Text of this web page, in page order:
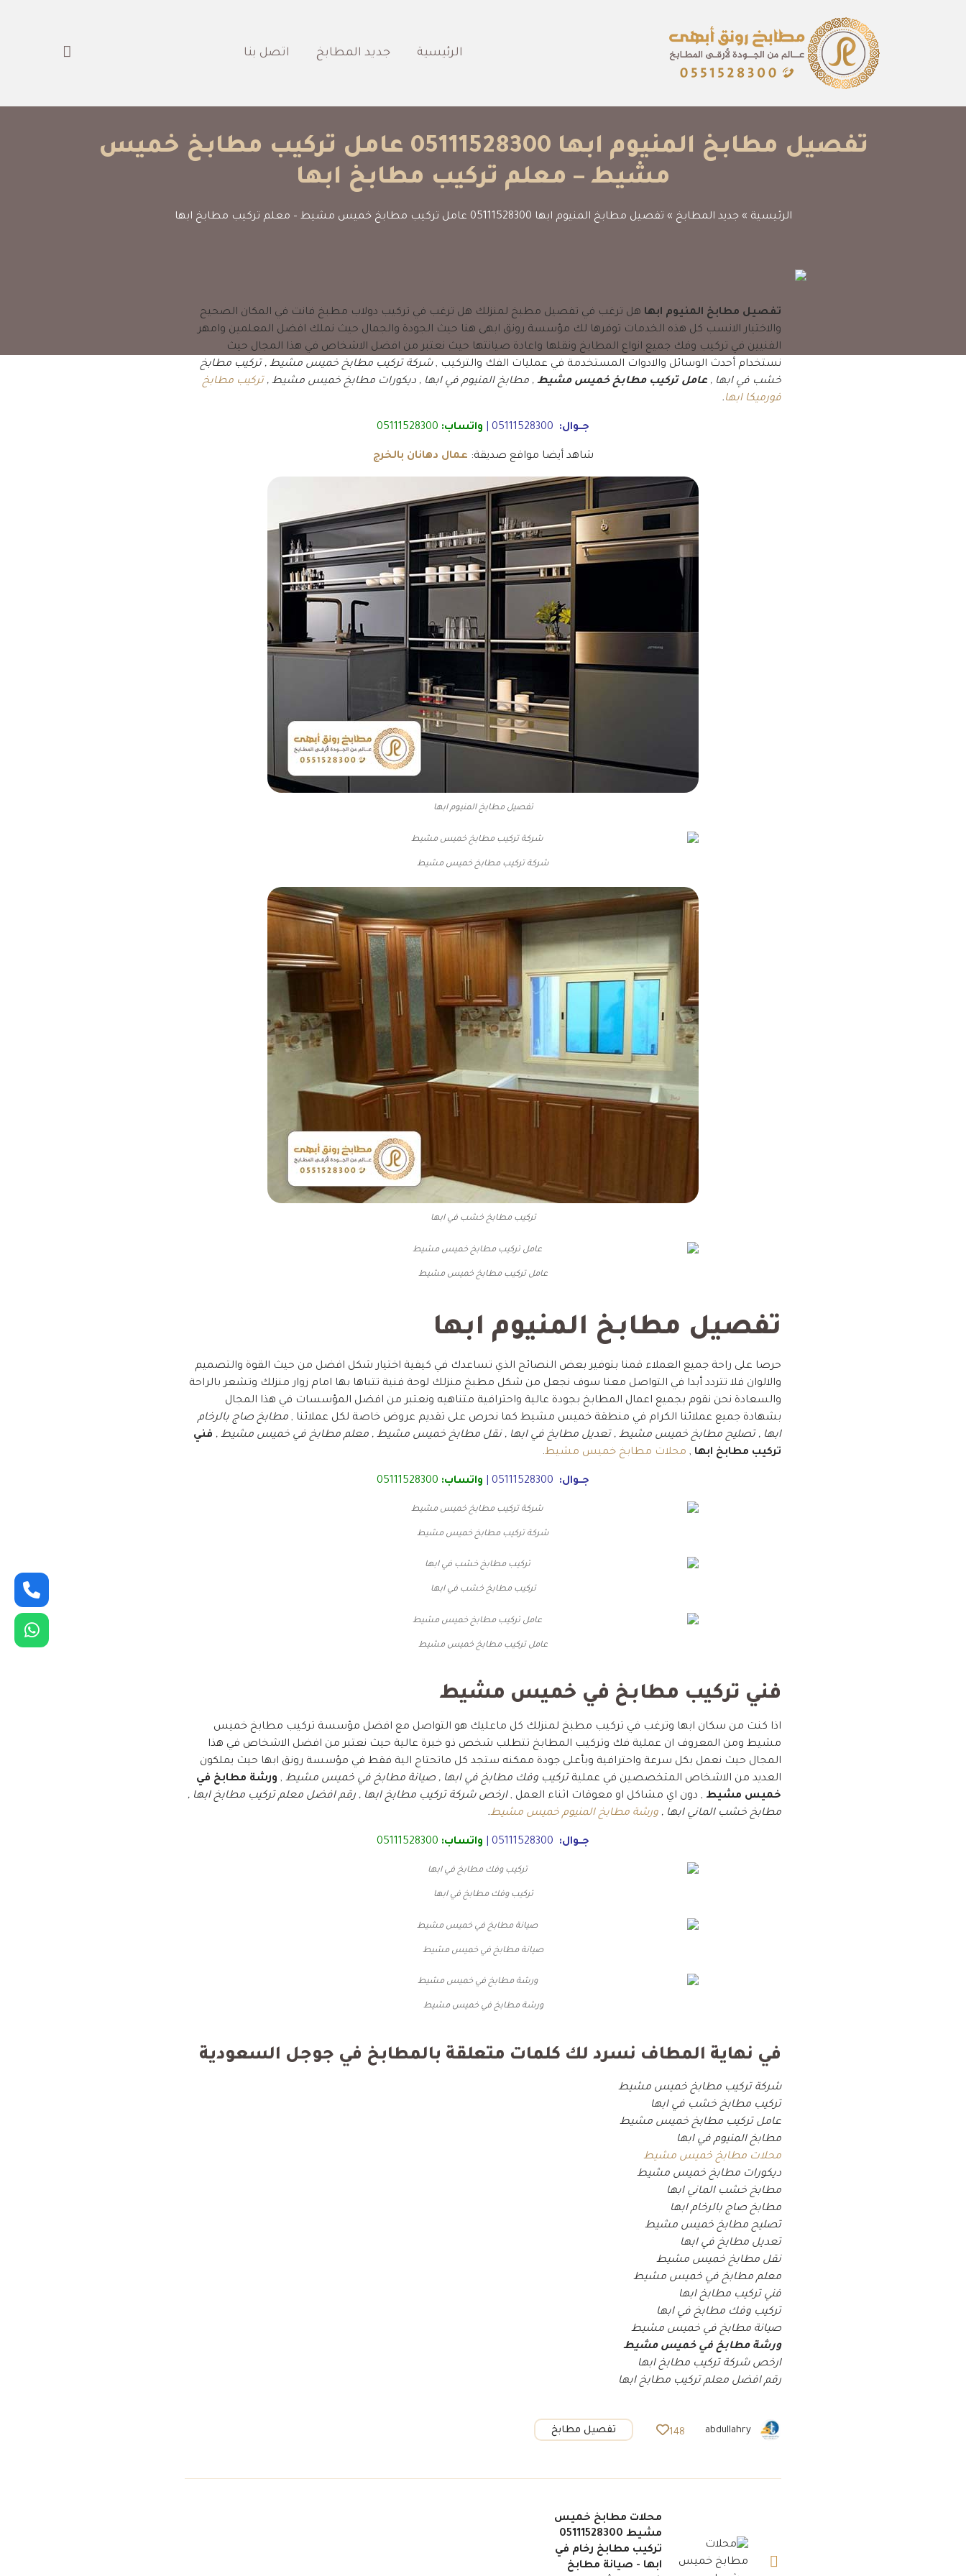
الرئيسية‎ جديد المطابخ‎ اتصل بنا‎
تفصيل مطابخ المنيوم ابها 05111528300 عامل تركيب مطابخ خميس
مشيط – معلم تركيب مطابخ ابها
الرئيسية »جديد المطابخ » تفصيل مطابخ المنيوم ابها 05111528300 عامل تركيب مطابخ خميس مشيط – معلم تركيب مطابخ ابها
تفصيل مطابخ المنيوم ابها هل ترغب في تفصيل مطبخ لمنزلك هل ترغب في تركيب دولاب مطبخ فانت في المكان الصحيح
والاختيار الانسب كل هذه الخدمات توفرها لك مؤسسة رونق ابهى هنا حيث الجودة والجمال حيث نملك افضل المعلمين وامهر
الفنيين في تركيب وفك جميع انواع المطابخ ونقلها واعادة صيانتها حيث نعتبر من افضل الاشخاص في هذا المجال حيث
نستخدام أحدث الوسائل والادوات المستخدمة في عمليات الفك والتركيب ,شركة تركيب مطابخ خميس مشيط , تركيب مطابخ
خشب في ابها , عامل تركيب مطابخ خميس مشيط , مطابخ المنيوم في ابها , ديكورات مطابخ خميس مشيط , تركيب مطابخ
فورميكا ابها.
جــوال: 05111528300 واتساب: 05111528300
شاهد أيضا مواقع صديقة: عمال دهانان بالخرج
تفصيل مطابخ المنيوم ابها
شركة تركيب مطابخ خميس مشيط
تركيب مطابخ خشب في ابها
عامل تركيب مطابخ خميس مشيط
تفصيل مطابخ المنيوم ابها
حرصا على راحة جميع العملاء قمنا بتوفير بعض النصائح الذي تساعدك في كيفية اختيار شكل افضل من حيث القوة والتصميم
والالوان فلا تتردد أبدا في التواصل معنا سوف نجعل من شكل مطبخ منزلك لوحة فنية تتباها بها امام زوار منزلك وتشعر بالراحة
والسعادة نحن نقوم بجميع اعمال المطابخ بجودة عالية واحترافية متناهيه ونعتبر من افضل المؤسسات في هذا المجال
بشهادة جميع عملائنا الكرام في منطقة خميس مشيط كما نحرص على تقديم عروض خاصة لكل عملائنا , مطابخ صاج بالرخام
ابها , تصليح مطابخ خميس مشيط , تعديل مطابخ في ابها , نقل مطابخ خميس مشيط , معلم مطابخ في خميس مشيط , فني
تركيب مطابخ ابها , محلات مطابخ خميس مشيط.
جــوال: 05111528300 واتساب: 05111528300
شركة تركيب مطابخ خميس مشيط
تركيب مطابخ خشب في ابها
عامل تركيب مطابخ خميس مشيط
فني تركيب مطابخ في خميس مشيط
اذا كنت من سكان ابها وترغب في تركيب مطبخ لمنزلك كل ماعليك هو التواصل مع افضل مؤسسة تركيب مطابخ خميس
مشيط ومن المعروف ان عملية فك وتركيب المطابخ تتطلب شخص ذو خبرة عالية حيث نعتبر من افضل الاشخاص في هذا
المجال حيث نعمل بكل سرعة واحترافية وبأعلى جودة ممكنه ستجد كل ماتحتاج الية فقط في مؤسسة رونق ابها حيث يملكون
العديد من الاشخاص المتخصصين في عملية تركيب وفك مطابخ في ابها , صيانة مطابخ في خميس مشيط , ورشة مطابخ في
خميس مشيط , دون اي مشاكل او معوقات اثناء العمل ,ارخص شركة تركيب مطابخ ابها , رقم افضل معلم تركيب مطابخ ابها ,
مطابخ خشب الماني ابها , ورشة مطابخ المنيوم خميس مشيط.
جــوال: 05111528300 واتساب: 05111528300
تركيب وفك مطابخ في ابها
صيانة مطابخ في خميس مشيط
ورشة مطابخ في خميس مشيط
في نهاية المطاف نسرد لك كلمات متعلقة بالمطابخ في جوجل السعودية
شركة تركيب مطابخ خميس مشيط
تركيب مطابخ خشب في ابها
عامل تركيب مطابخ خميس مشيط
مطابخ المنيوم في ابها
محلات مطابخ خميس مشيط
ديكورات مطابخ خميس مشيط
مطابخ خشب الماني ابها
مطابخ صاج بالرخام ابها
تصليح مطابخ خميس مشيط
تعديل مطابخ في ابها
نقل مطابخ خميس مشيط
معلم مطابخ في خميس مشيط
فني تركيب مطابخ ابها
تركيب وفك مطابخ في ابها
صيانة مطابخ في خميس مشيط
ورشة مطابخ في خميس مشيط
ارخص شركة تركيب مطابخ ابها
رقم افضل معلم تركيب مطابخ ابها
abdullahry
148 تفصيل مطابخ
محلات مطابخ خميس
مشيط 05111528300
تركيب مطابخ رخام في
ابها - صيانة مطابخ